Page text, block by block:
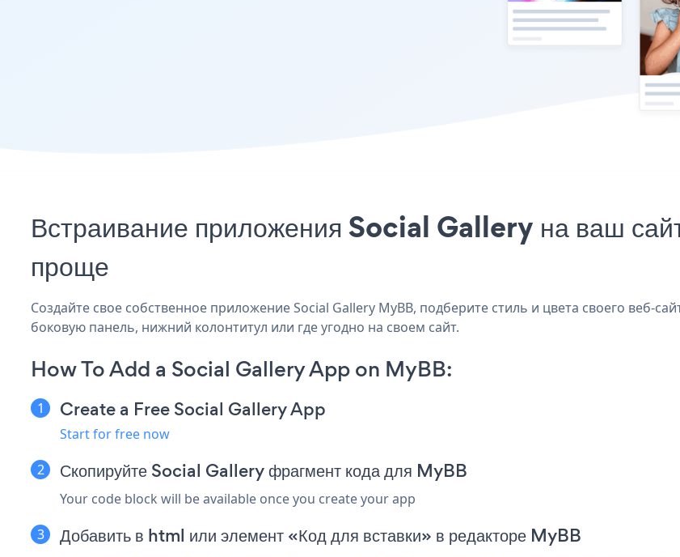
Встраивание приложения Social Gallery на ваш
проще
Создайте свое собственное приложение Social Gallery MyBB, подберите стиль и цвета своего веб-
боковую панель, нижний колонтитул или где угодно на своем сайт.
How To Add a Social Gallery App on MyBB:
Create a Free Social Gallery App
Start for free now
Скопируйте Social Gallery фрагмент кода для MyBB
Your code block will be available once you create your app
Добавить в html или элемент «Код для вставки» в редакторе MyBB